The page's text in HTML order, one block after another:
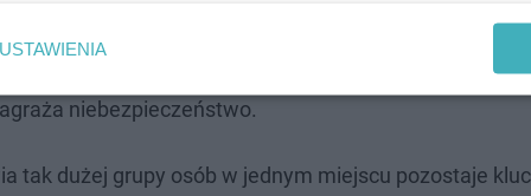
w trakcie akcji, był komunikat Policji Metropolitalnej.
na terenie lotniska "zachorowało". Na szczęście
niebezpieczeństwo.
tak dużej grupy osób w jednym miejscu pozostaje
USTAWIENIA